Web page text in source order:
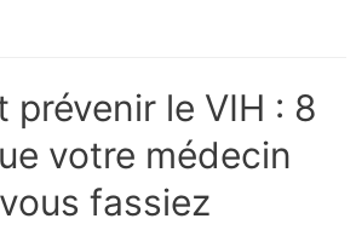
prévenir le VIH : 8
votre médecin
fassiez